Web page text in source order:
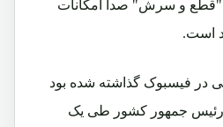
"قطع و سرش" صدا امکانات
است.
در فیسبوک گذاشته شده بود
رئیس جمهور کشور طی یک